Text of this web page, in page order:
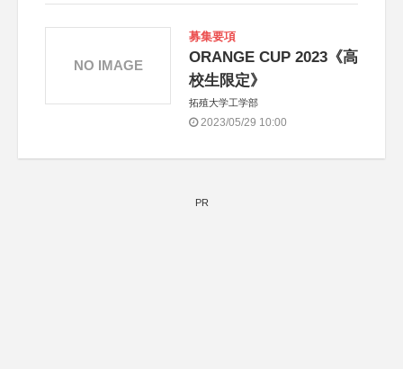
募集要項
ORANGE CUP 2023《高
校生限定》
拓殖大学工学部
2023/05/29 10:00
NO IMAGE
PR